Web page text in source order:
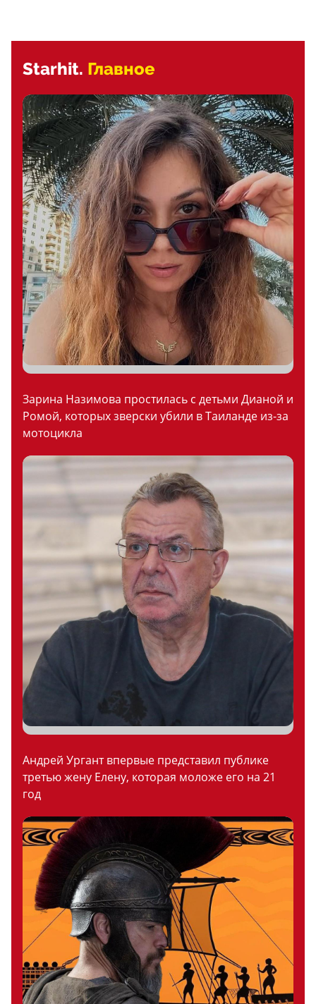
Starhit. Главное
Зарина Назимова простилась с детьми Дианой и
Ромой, которых зверски убили в Таиланде из-за
мотоцикла
Андрей Ургант впервые представил публике
третью жену Елену, которая моложе его на 21
год